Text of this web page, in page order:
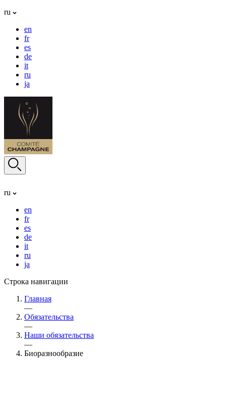
ru
en
fr
es
de
it
ru
ja
ru
en
fr
es
de
it
ru
ja
Строка навигации
Главная
—
Обязательства
—
Наши обязательства
—
Биоразнообразие